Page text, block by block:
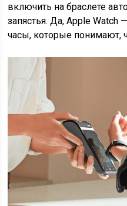
включить на браслете
запястья. Да, Apple
часы, которые понимают,